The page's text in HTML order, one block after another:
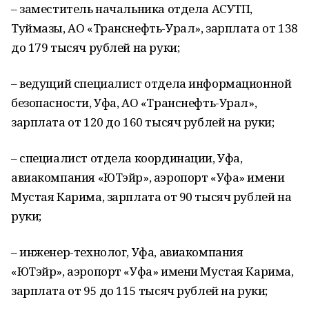
– заместитель начальника отдела АСУТП,
Туймазы, АО «Транснефть-Урал», зарплата от 138
до 179 тысяч рублей на руки;
– ведущий специалист отдела информационной
безопасности, Уфа, АО «Транснефть-Урал»,
зарплата от 120 до 160 тысяч рублей на руки;
– специалист отдела координации, Уфа,
авиакомпания «ЮТэйр», аэропорт «Уфа» имени
Мустая Карима, зарплата от 90 тысяч рублей на
руки;
– инженер-технолог, Уфа, авиакомпания
«ЮТэйр», аэропорт «Уфа» имени Мустая Карима,
зарплата от 95 до 115 тысяч рублей на руки;